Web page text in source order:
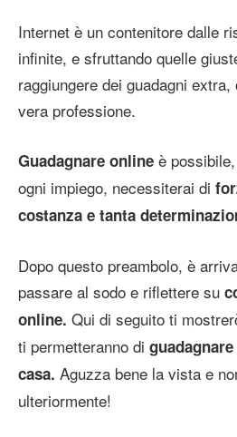
Internet è un contenitore dalle
infinite, e sfruttando quelle
raggiungere dei guadagni
vera professione.
Guadagnare online è
ogni impiego, necessiterai di
costanza e tanta
Dopo questo preambolo, è
passare al sodo e riflettere su
online. Qui di seguito ti
ti permetteranno di
casa. Aguzza bene la vista e
ulteriormente!